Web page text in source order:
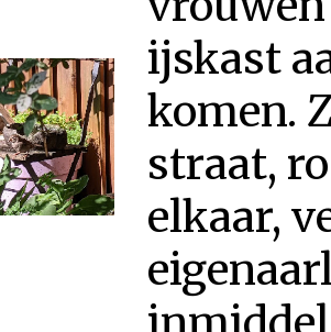
ijskast
komen.
straat,
elkaar,